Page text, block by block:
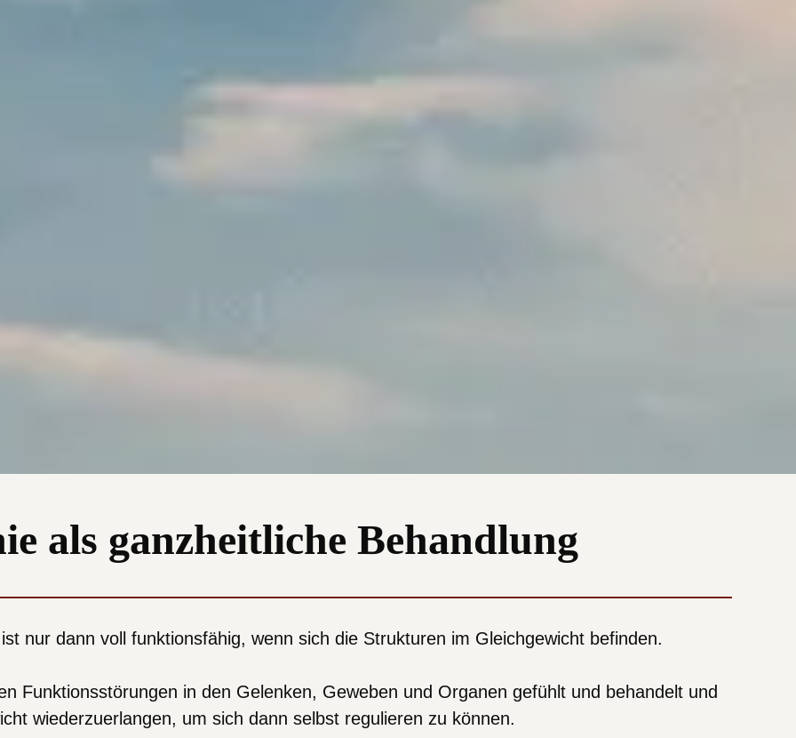
als ganzheitliche Behandlung
nur dann voll funktionsfähig, wenn sich die Strukturen im Gleichgewicht befinden.
Funktionsstörungen in den Gelenken, Geweben und Organen gefühlt und behandelt und
wiederzuerlangen, um sich dann selbst regulieren zu können.